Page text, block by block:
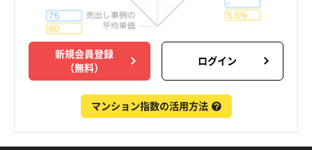
新規会員登録
（無料）
ログイン
マンション指数の活用方法